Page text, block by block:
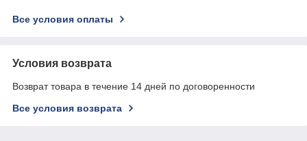
Все условия оплаты
Условия возврата
Возврат товара в течение 14 дней по договоренности
Все условия возврата